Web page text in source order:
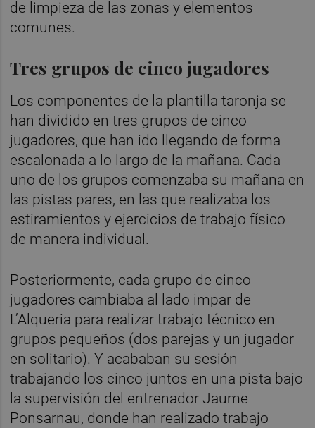
de limpieza de las zonas y elementos
comunes.
Tres grupos de cinco jugadores
Los componentes de la plantilla taronja se
han dividido en tres grupos de cinco
jugadores, que han ido llegando de forma
escalonada a lo largo de la mañana. Cada
uno de los grupos comenzaba su mañana en
las pistas pares, en las que realizaba los
estiramientos y ejercicios de trabajo físico
de manera individual.
Posteriormente, cada grupo de cinco
jugadores cambiaba al lado impar de
L’Alqueria para realizar trabajo técnico en
grupos pequeños (dos parejas y un jugador
en solitario). Y acababan su sesión
trabajando los cinco juntos en una pista bajo
la supervisión del entrenador Jaume
Ponsarnau, donde han realizado trabajo